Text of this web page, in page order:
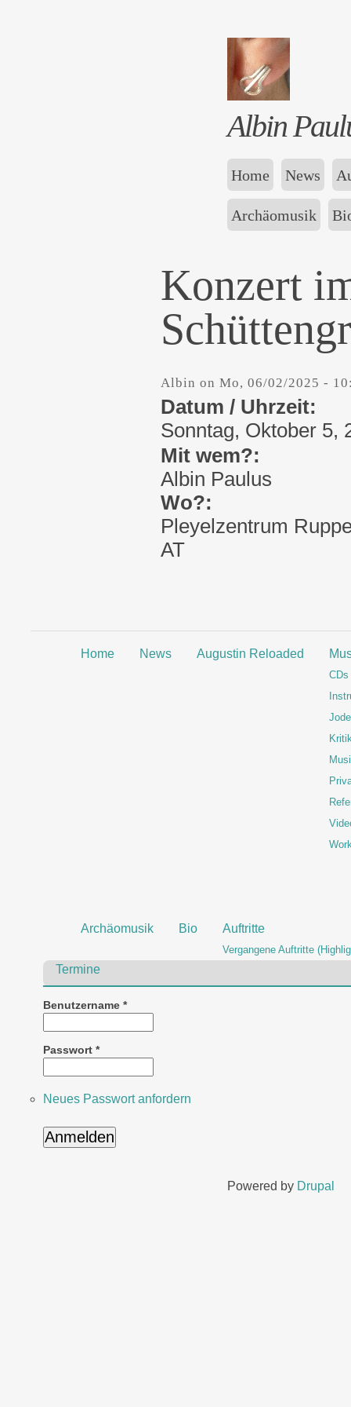
Albin
Home News
Archäomusik
Konzert
Albin onMo, 06/02/2025 -
Datum / Uhrzeit:
Sonntag, Oktober 5,
Mit wem?:
Albin Paulus
Wo?:
Pleyelzentrum
AT
Home News Augustin Reloaded
CDs
Archäomusik Bio Auftritte
Vergangene Auftritte
Termine
Benutzername*
Passwort*
Neues Passwort anfordern
Powered by Drupal